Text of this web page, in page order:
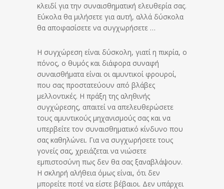
κλειδί για την συναισθηματική ελευθερία σας.
Εύκολα θα μιλήσετε για αυτή, αλλά δύσκολα
θα αποφασίσετε να συγχωρήσετε …
Η συγχώρεση είναι δύσκολη, γιατί η πικρία, ο
πόνος, ο θυμός και διάφορα συναφή
συναισθήματα είναι οι αμυντικοί φρουροί,
που σας προστατεύουν από βλάβες
μελλοντικές. Η πράξη της αληθινής
συγχώρεσης, απαιτεί να απελευθερώσετε
τους αμυντικούς μηχανισμούς σας και να
υπερβείτε τον συναισθηματικό κίνδυνο που
σας καθηλώνει. Για να συγχωρήσετε τους
γονείς σας, χρειάζεται να νιώσετε
εμπιστοσύνη πως δεν θα σας ξαναβλάψουν.
Η σκληρή αλήθεια όμως είναι, ότι δεν
μπορείτε ποτέ να είστε βέβαιοι. Δεν υπάρχει